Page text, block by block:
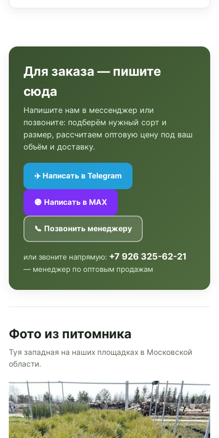
Для заказа — пишите
сюда
Напишите нам в мессенджер или
позвоните: подберём нужный сорт и
размер, рассчитаем оптовую цену под ваш
объём и доставку.
✈️ Написать в Telegram
🟣 Написать в MAX
📞 Позвонить менеджеру
или звоните напрямую: +7 926 325-62-21
— менеджер по оптовым продажам
Фото из питомника
Туя западная на наших площадках в Московской
области.